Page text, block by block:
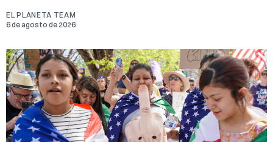
EL PLANETA TEAM
6 de agosto de 2026